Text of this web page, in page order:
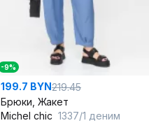
-9%
199.7 BYN219.45
Брюки, Жакет
Michel chic 1337/1 деним